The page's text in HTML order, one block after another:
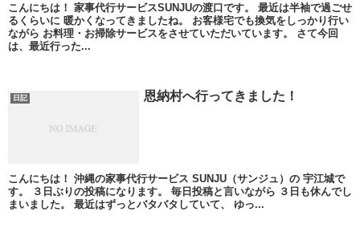
こんにちは！ 家事代行サービスSUNJUの渡口です。 最近は半袖で過ごせ
るくらいに 暖かくなってきましたね。 お客様宅でも換気をしっかり行い
ながら お料理・お掃除サービスをさせていただいています。 さて今回
は、最近行った...
日記 恩納村へ行ってきました！
こんにちは！ 沖縄の家事代行サービス SUNJU（サンジュ）の 宇江城で
す。 ３日ぶりの投稿になります。 毎日投稿と言いながら ３日も休んでし
まいました。 最近はずっとバタバタしていて、 ゆっ...